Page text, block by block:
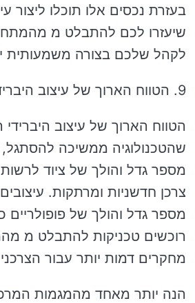
בעזרת נכסים אלו תוכלו ליצור
שיעזרו לכם להתבלט מ
לקהל שלכם בצורה משמעותית
9. הטווח הארוך של עיצוב היברידי
הטווח הארוך של עיצוב
שהטכנולוגיה ממשיכה להסתגל,
מספר גדל והולך של ציוד
צרכן חדשניות ומרתקות.
מספר גדל והולך של
רוכשים טכניקות להתבלט מ
מחקרים דמות יותר עבור
הנה יותר מאחד מהמגמות